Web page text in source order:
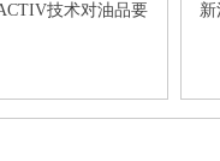
技术对油品要